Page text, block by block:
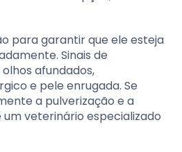
para garantir que ele esteja
Sinais de
afundados,
e pele enrugada. Se
a pulverização e a
veterinário especializado